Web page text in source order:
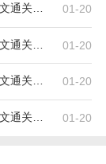
召唤与合成解谜第70关怎么过 第70关图文通关攻略 01-20
召唤与合成解谜第71关怎么过 第71关图文通关攻略 01-20
召唤与合成解谜第69关怎么过 第69关图文通关攻略 01-20
召唤与合成解谜第72关怎么过 第72关图文通关攻略 01-20